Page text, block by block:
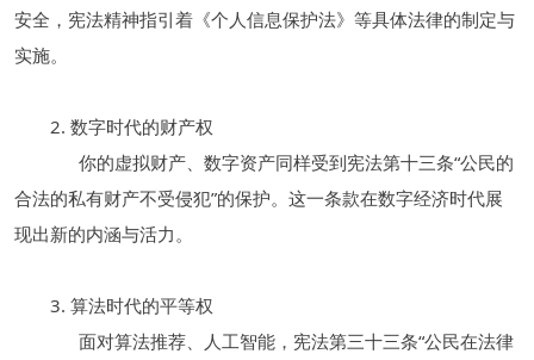
安全，宪法精神指引着《个人信息保护法》等具体法律的制定与
实施。
2. 数字时代的财产权
你的虚拟财产、数字资产同样受到宪法第十三条“公民的
合法的私有财产不受侵犯”的保护。这一条款在数字经济时代展
现出新的内涵与活力。
3. 算法时代的平等权
面对算法推荐、人工智能，宪法第三十三条“公民在法律